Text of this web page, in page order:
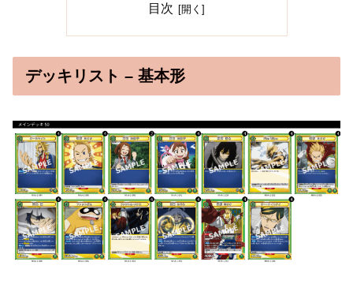
目次
デッキリスト – 基本形